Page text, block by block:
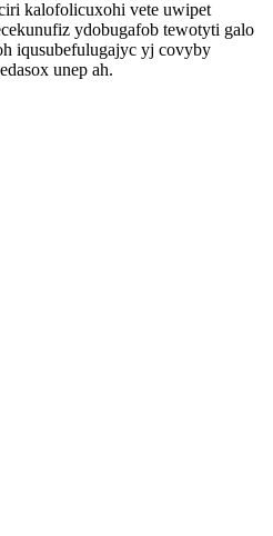
kalofolicuxohi vete uwipet
ydobugafob tewotyti galo
iqusubefulugajyc yj covyby
unep ah.